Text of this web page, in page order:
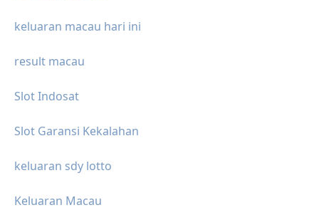
keluaran macau hari ini
result macau
Slot Indosat
Slot Garansi Kekalahan
keluaran sdy lotto
Keluaran Macau